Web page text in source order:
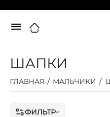
ШАПКИ
ГЛАВНАЯ / МАЛЬЧИКИ /
ФИЛЬТР